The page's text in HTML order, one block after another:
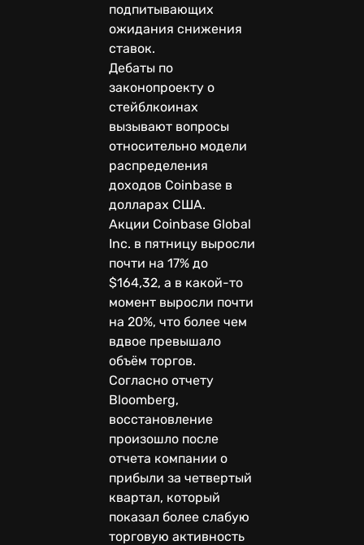
подпитывающих
ожидания снижения
ставок.
Дебаты по
законопроекту о
стейблкоинах
вызывают вопросы
относительно модели
распределения
доходов Coinbase в
долларах США.
Акции Coinbase Global
Inc. в пятницу выросли
почти на 17% до
$164,32, а в какой-то
момент выросли почти
на 20%, что более чем
вдвое превышало
объём торгов.
Согласно отчету
Bloomberg,
восстановление
произошло после
отчета компании о
прибыли за четвертый
квартал, который
показал более слабую
торговую активность